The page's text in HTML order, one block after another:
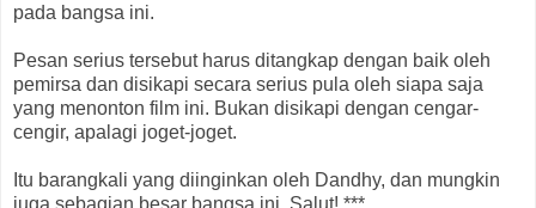
pada bangsa ini.
Pesan serius tersebut harus ditangkap dengan baik oleh
pemirsa dan disikapi secara serius pula oleh siapa saja
yang menonton film ini. Bukan disikapi dengan cengar-
cengir, apalagi joget-joget.
Itu barangkali yang diinginkan oleh Dandhy, dan mungkin
juga sebagian besar bangsa ini. Salut! ***